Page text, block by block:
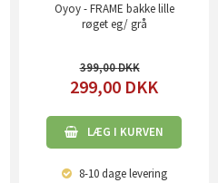
Oyoy - FRAME bakke lille
røget eg/ grå
399,00
299,00 DKK
LÆG I KURVEN
8-10 dagelevering